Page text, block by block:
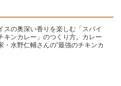
スの奥深い香りを楽しむ「スパイ
キンカレー」のつくり方。カレー
・水野仁輔さんの“最強のチキンカ